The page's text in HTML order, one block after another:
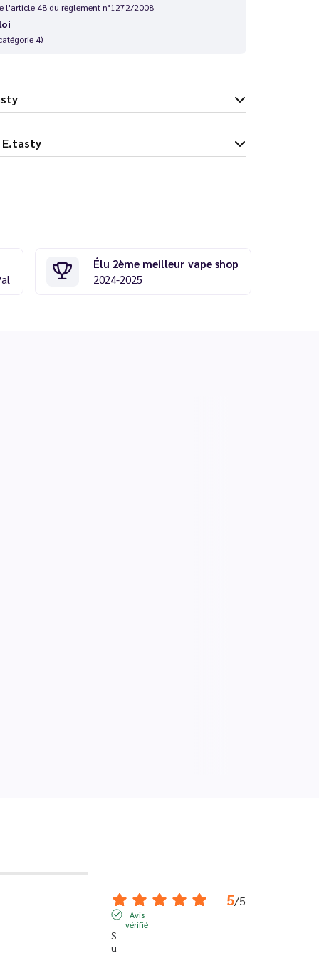
l'article 48 du règlement n°1272/2008
4)
- E.tasty
Élu 2ème meilleur vape shop
2024-2025
5/5
Avis
vérifié
S
u